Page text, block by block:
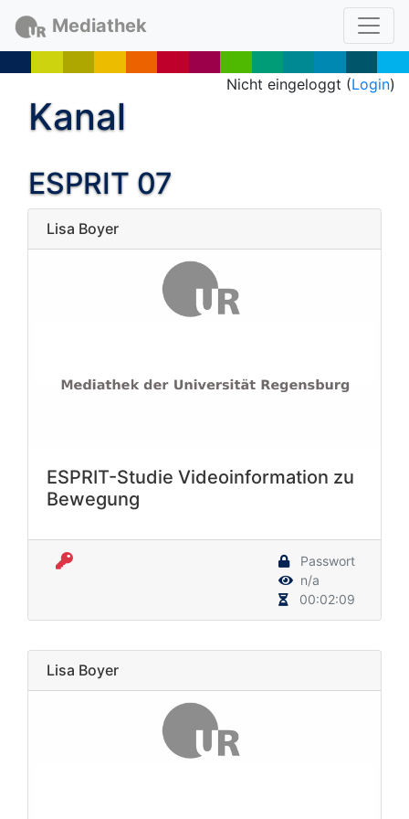
Mediathek
Nicht eingeloggt (Login)
Kanal
ESPRIT 07
Lisa Boyer
ESPRIT-Studie Videoinformation zu
Bewegung
Passwort
n/a
00:02:09
Lisa Boyer